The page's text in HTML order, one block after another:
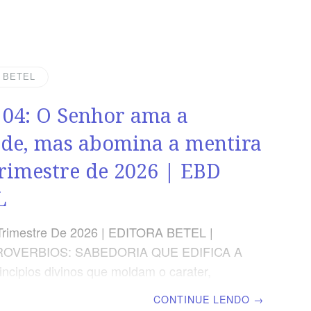
A verdadeira sabedoria não rejeita a
DA LIÇÃO Saber que a disciplina do
à obediência.Compreender a relevância
para uma vida
O Senhor ama a
mas abomina a mentira
de 2026 | EBD
De 2026 | EDITORA BETEL |
SABEDORIA QUE EDIFICA A
divinos que moldam o carater,
CONTINUE LENDO →